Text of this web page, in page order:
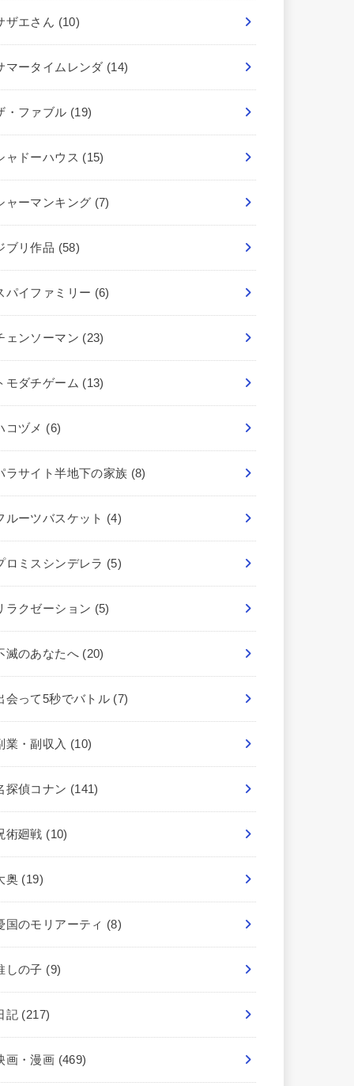
ザエさん (10)
マータイムレンダ (14)
・ファブル (19)
ャドーハウス (15)
ャーマンキング (7)
ブリ作品 (58)
パイファミリー (6)
ェンソーマン (23)
モダチゲーム (13)
コヅメ (6)
ラサイト半地下の家族 (8)
ルーツバスケット (4)
ロミスシンデレラ (5)
ラクゼーション (5)
滅のあなたへ (20)
会って5秒でバトル (7)
業・副収入 (10)
探偵コナン (141)
術廻戦 (10)
奥 (19)
国のモリアーティ (8)
しの子 (9)
記 (217)
画・漫画 (469)